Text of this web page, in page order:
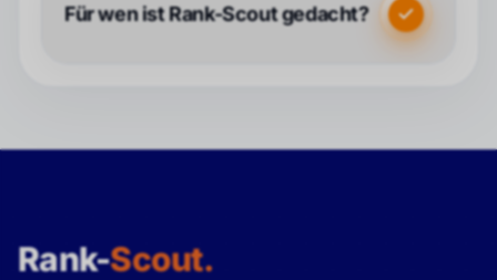
Für wen ist Rank-Scout gedacht?
Rank-Scout.